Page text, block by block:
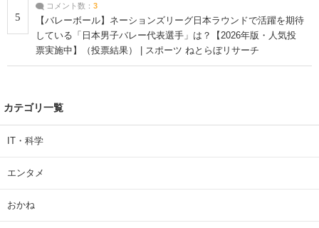
5
コメント数： 3
【バレーボール】ネーションズリーグ日本ラウンドで活躍を期待
している「日本男子バレー代表選手」は？【2026年版・人気投
票実施中】（投票結果） | スポーツ ねとらぼリサーチ
カテゴリ一覧
IT・科学
エンタメ
おかね